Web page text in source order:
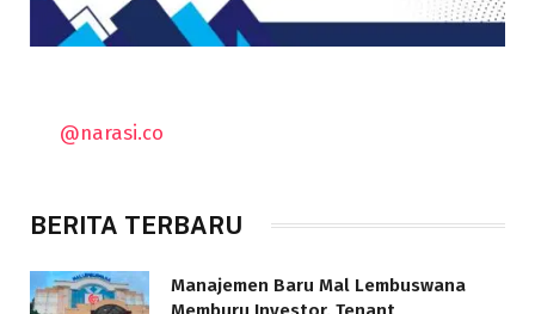
@narasi.co
BERITA TERBARU
Manajemen Baru Mal Lembuswana